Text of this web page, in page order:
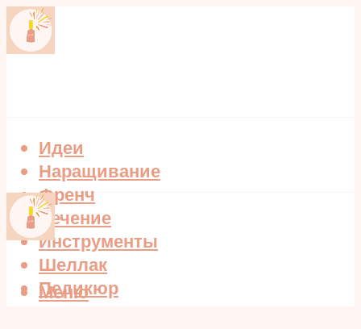
Идеи
Наращивание
Френч
Лечение
Инструменты
Шеллак
Педикюр
Меню